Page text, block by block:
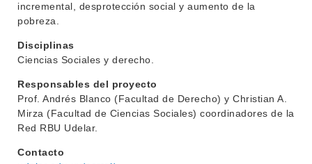
DEPARTAMENTOS
ENSEÑANZA
BEDELÍA
EVA FCS
incremental, desprotección social y aumento de la
pobreza.
Disciplinas
Ciencias Sociales y derecho.
Responsables del proyecto
Prof. Andrés Blanco (Facultad de Derecho) y Christian A.
Mirza (Facultad de Ciencias Sociales) coordinadores de la
Red RBU Udelar.
Contacto